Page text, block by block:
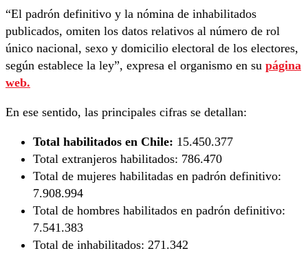
“El padrón definitivo y la nómina de inhabilitados
publicados, omiten los datos relativos al número de rol
único nacional, sexo y domicilio electoral de los electores,
según establece la ley”, expresa el organismo en su página
web.
En ese sentido, las principales cifras se detallan:
Total habilitados en Chile: 15.450.377
Total extranjeros habilitados: 786.470
Total de mujeres habilitadas en padrón definitivo:
7.908.994
Total de hombres habilitados en padrón definitivo:
7.541.383
Total de inhabilitados: 271.342